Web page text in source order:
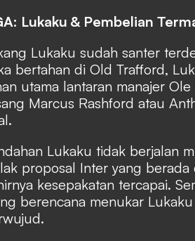
Lukaku & Pembelian
Lukaku sudah santer
bertahan di Old Trafford,
utama lantaran manajer
Marcus Rashford atau
Lukaku tidak berjalan
proposal Inter yang berada
kesepakatan tercapai.
berencana menukar